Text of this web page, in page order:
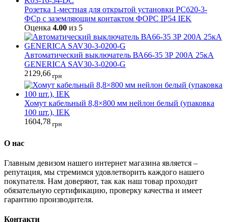
Розетка 1-местная для открытой установки РСб20-3-
ФСр с заземляющим контактом ФОРС IP54 IEK
Оценка 4.00 из 5
Автоматический выключатель ВА66-35 3Р 200А 25кА
GENERICA SAV30-3-0200-G
2129,66 грн
Хомут кабельный 8,8×800 мм нейлон белый (упаковка
100 шт.), IEK
1604,78 грн
О нас
Главным девизом нашего интернет магазина является –
репутация, мы стремимся удовлетворить каждого нашего
покупателя. Нам доверяют, так как наш товар проходит
обязательную сертификацию, проверку качества и имеет
гарантию производителя.
Контакти